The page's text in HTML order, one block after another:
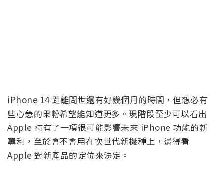
iPhone 14 距離問世還有好幾個月的時間，但想必有
些心急的果粉希望能知道更多。現階段至少可以看出
Apple 持有了一項很可能影響未來 iPhone 功能的新
專利，至於會不會用在次世代新機種上，還得看
Apple 對新產品的定位來決定。